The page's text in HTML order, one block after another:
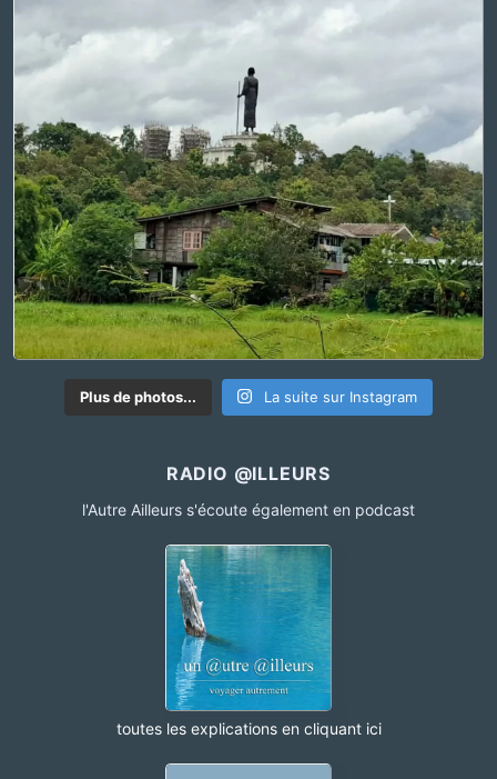
Plus de photos... La suite sur Instagram
RADIO @ILLEURS
l'Autre Ailleurs s'écoute également en podcast
toutes les explications en cliquant ici